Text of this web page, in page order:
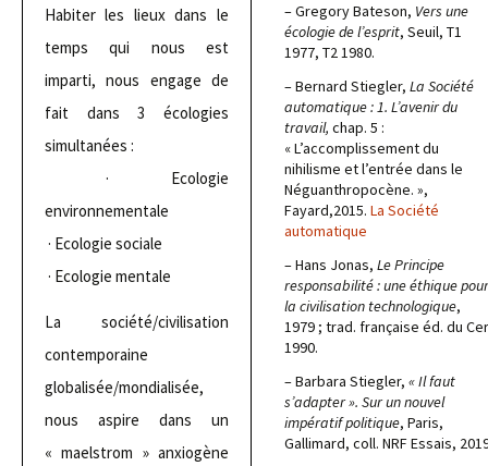
Habiter les lieux dans le
temps qui nous est
imparti, nous engage de
fait dans 3 écologies
simultanées :
· Ecologie
environnementale
· Ecologie sociale
· Ecologie mentale
La société/civilisation
contemporaine
globalisée/mondialisée,
nous aspire dans un
« maelstrom » anxiogène
– Gregory Bateson, Vers une
écologie de l’esprit, Seuil, T1
1977, T2 1980.
– Bernard Stiegler, La Société
automatique : 1. L’avenir du
travail, chap. 5 :
« L’accomplissement du
nihilisme et l’entrée dans le
Néguanthropocène. »,
Fayard,2015. La Société
automatique
– Hans Jonas, Le Principe
responsabilité : une éthique pour
la civilisation technologique,
1979 ; trad. française éd. du
1990.
– Barbara Stiegler, « Il faut
s’adapter ». Sur un nouvel
impératif politique, Paris,
Gallimard, coll. NRF Essais,